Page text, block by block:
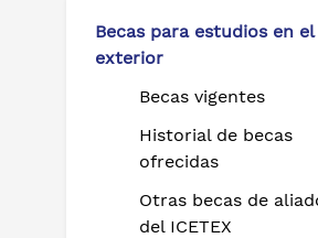
Becas para estudios en el
exterior
Becas vigentes
Historial de becas
ofrecidas
Otras becas de
del ICETEX